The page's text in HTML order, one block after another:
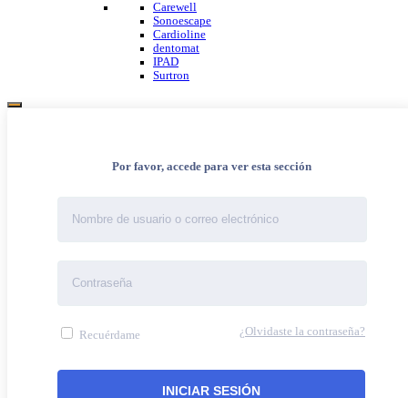
Carewell
Sonoescape
Cardioline
dentomat
IPAD
Surtron
Por favor, accede para ver esta sección
Recuérdame ¿Olvidaste la contraseña?